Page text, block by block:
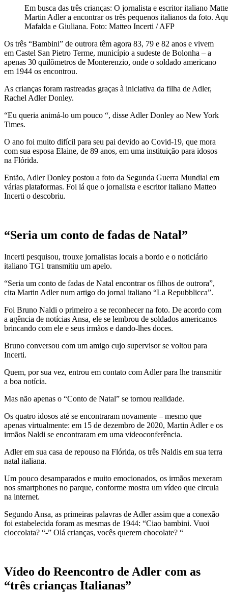
Em busca das três crianças: O jornalista e escritor italiano
Martin Adler a encontrar os três pequenos italianos da foto.
Mafalda e Giuliana. Foto: Matteo Incerti / AFP
Os três “Bambini” de outrora têm agora 83, 79 e 82 anos e vivem
em Castel San Pietro Terme, município a sudeste de Bolonha – a
apenas 30 quilômetros de Monterenzio, onde o soldado americano
em 1944 os encontrou.
As crianças foram rastreadas graças à iniciativa da filha de Adler,
Rachel Adler Donley.
“Eu queria animá-lo um pouco “, disse Adler Donley ao New York
Times.
O ano foi muito difícil para seu pai devido ao Covid-19, que mora
com sua esposa Elaine, de 89 anos, em uma instituição para idosos
na Flórida.
Então, Adler Donley postou a foto da Segunda Guerra Mundial em
várias plataformas. Foi lá que o jornalista e escritor italiano Matteo
Incerti o descobriu.
“Seria um conto de fadas de Natal”
Incerti pesquisou, trouxe jornalistas locais a bordo e o noticiário
italiano TG1 transmitiu um apelo.
“Seria um conto de fadas de Natal encontrar os filhos de outrora”,
cita Martin Adler num artigo do jornal italiano “La Repubblicca”.
Foi Bruno Naldi o primeiro a se reconhecer na foto. De acordo com
a agência de notícias Ansa, ele se lembrou de soldados americanos
brincando com ele e seus irmãos e dando-lhes doces.
Bruno conversou com um amigo cujo supervisor se voltou para
Incerti.
Quem, por sua vez, entrou em contato com Adler para lhe transmitir
a boa notícia.
Mas não apenas o “Conto de Natal” se tornou realidade.
Os quatro idosos até se encontraram novamente – mesmo que
apenas virtualmente: em 15 de dezembro de 2020, Martin Adler e os
irmãos Naldi se encontraram em uma videoconferência.
Adler em sua casa de repouso na Flórida, os três Naldis em sua terra
natal italiana.
Um pouco desamparados e muito emocionados, os irmãos mexeram
nos smartphones no parque, conforme mostra um vídeo que circula
na internet.
Segundo Ansa, as primeiras palavras de Adler assim que a conexão
foi estabelecida foram as mesmas de 1944: “Ciao bambini. Vuoi
cioccolata? “-” Olá crianças, vocês querem chocolate? “
Vídeo do Reencontro de Adler com as
“três crianças Italianas”